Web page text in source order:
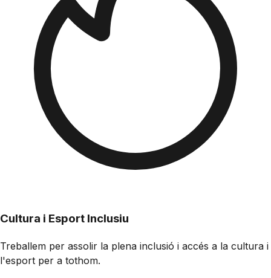
Cultura i Esport Inclusiu
Treballem per assolir la plena inclusió i accés a la cultura i
l'esport per a tothom.